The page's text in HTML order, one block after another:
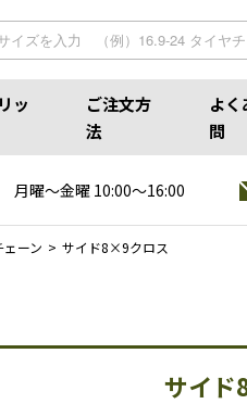
ッ
ご注文方
法
よく
問
月曜〜金曜 10:00〜16:00
ーン サイド8×9クロス
サイ